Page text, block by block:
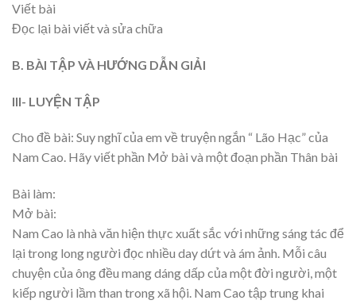
Viết bài
Đọc lại bài viết và sửa chữa
B. BÀI TẬP VÀ HƯỚNG DẪN GIẢI
III- LUYỆN TẬP
Cho đề bài: Suy nghĩ của em về truyện ngắn “ Lão Hạc” của
Nam Cao. Hãy viết phần Mở bài và một đoạn phần Thân bài
Bài làm:
Mở bài:
Nam Cao là nhà văn hiện thực xuất sắc với những sáng tác để
lại trong long người đọc nhiều day dứt và ám ảnh. Mỗi câu
chuyện của ông đều mang dáng dấp của một đời người, một
kiếp người lầm than trong xã hội. Nam Cao tập trung khai